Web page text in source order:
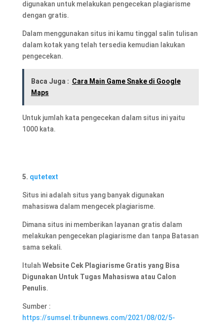
digunakan untuk melakukan pengecekan plagiarisme
dengan gratis.
Dalam menggunakan situs ini kamu tinggal salin tulisan
dalam kotak yang telah tersedia kemudian lakukan
pengecekan.
Baca Juga : Cara Main Game Snake di Google
Maps
Untuk jumlah kata pengecekan dalam situs ini yaitu
1000 kata.
5. qutetext
Situs ini adalah situs yang banyak digunakan
mahasiswa dalam mengecek plagiarisme.
Dimana situs ini memberikan layanan gratis dalam
melakukan pengecekan plagiarisme dan tanpa Batasan
sama sekali.
Itulah Website Cek Plagiarisme Gratis yang Bisa
Digunakan Untuk Tugas Mahasiswa atau Calon
Penulis.
Sumber :
https://sumsel.tribunnews.com/2021/08/02/5-